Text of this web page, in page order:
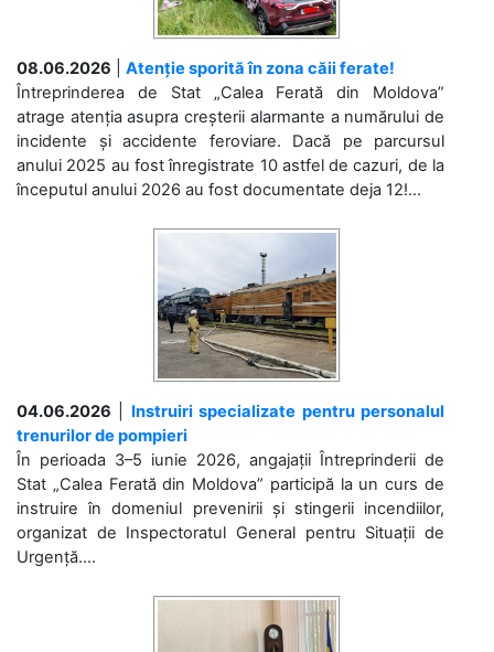
08.06.2026
Atenție sporită în zona căii ferate!
Întreprinderea de Stat „Calea Ferată din Moldova”
atrage atenția asupra creșterii alarmante a numărului de
incidente și accidente feroviare. Dacă pe parcursul
anului 2025 au fost înregistrate 10 astfel de cazuri, de la
începutul anului 2026 au fost documentate deja 12!...
04.06.2026
Instruiri specializate pentru personalul
trenurilor de pompieri
În perioada 3–5 iunie 2026, angajații Întreprinderii de
Stat „Calea Ferată din Moldova” participă la un curs de
instruire în domeniul prevenirii și stingerii incendiilor,
organizat de Inspectoratul General pentru Situații de
Urgență....